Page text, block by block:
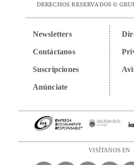
DERECHOS RESERVADOS ©
Newsletters
Contáctanos
Suscripciones
Anúnciate
VISÍTANOS EN